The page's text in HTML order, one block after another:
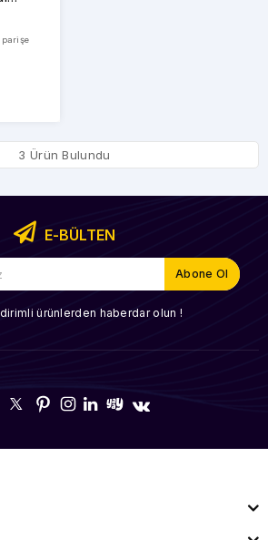
3 Ürün Bulundu
E-BÜLTEN
ürünlerden haberdar olun !